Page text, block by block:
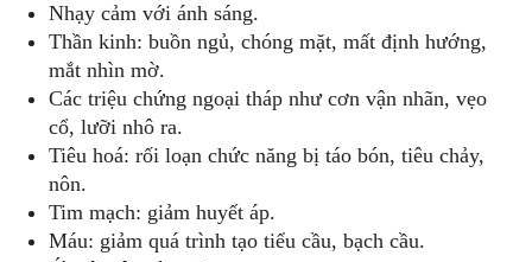
Nhạy cảm với ánh sáng.
Thần kinh: buồn ngủ, chóng mặt, mất định hướng,
mắt nhìn mờ.
Các triệu chứng ngoại tháp như cơn vận nhãn, vẹo
cổ, lưỡi nhô ra.
Tiêu hoá: rối loạn chức năng bị táo bón, tiêu chảy,
nôn.
Tim mạch: giảm huyết áp.
Máu: giảm quá trình tạo tiểu cầu, bạch cầu.